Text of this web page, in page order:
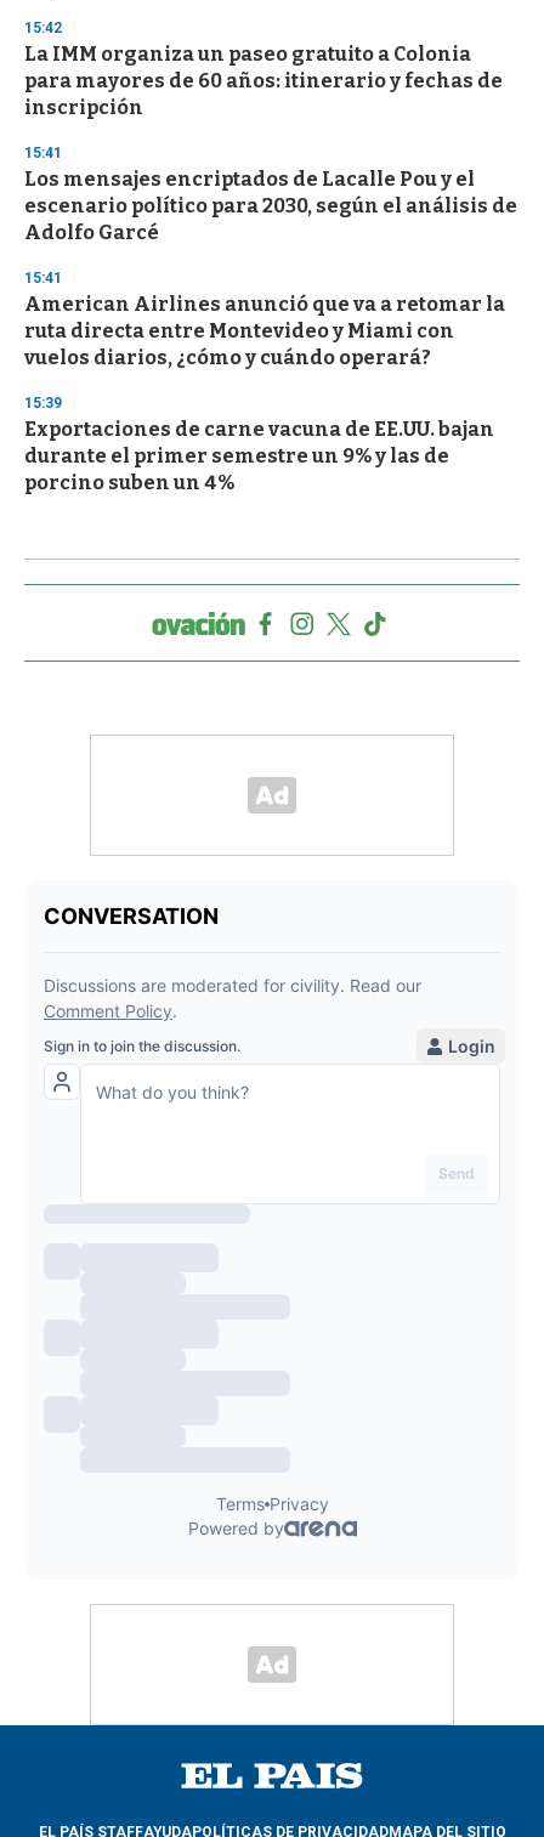
15:42
La IMM organiza un paseo gratuito a Colonia
para mayores de 60 años: itinerario y fechas de
inscripción
15:41
Los mensajes encriptados de Lacalle Pou y el
escenario político para 2030, según el análisis de
Adolfo Garcé
15:41
American Airlines anunció que va a retomar la
ruta directa entre Montevideo y Miami con
vuelos diarios, ¿cómo y cuándo operará?
15:39
Exportaciones de carne vacuna de EE.UU. bajan
durante el primer semestre un 9% y las de
porcino suben un 4%
EL PAÍS STAFFAYUDAPOLÍTICAS DE PRIVACIDADMAPA DEL SITIO